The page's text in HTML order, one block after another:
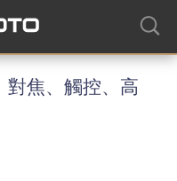
對焦、觸控、高